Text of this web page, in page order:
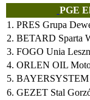
PGE
1. PRES Grupa
2. BETARD Sparta
3. FOGO Unia
4. ORLEN OIL
5.
6. GEZET Stal